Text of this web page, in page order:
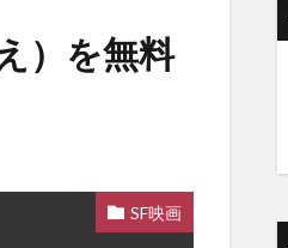
）を無料
SF映画